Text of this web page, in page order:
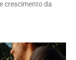
crescimento da